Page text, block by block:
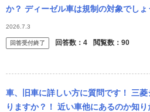
か？ ディーゼル車は規制の対象でし
てください。 アウトドアが趣味なので
いです 盗
2026.7.3
回答受付終了 回答数： 4 閲覧数： 90
車、旧車に詳しい方に質問です！ 三
りますか？！ 近い車他にあるのか知り